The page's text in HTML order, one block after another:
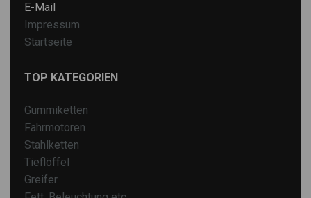
E-Mail
Impressum
Startseite
TOP KATEGORIEN
Gummiketten
Fahrmotoren
Stahlketten
Tieflöffel
Greifer